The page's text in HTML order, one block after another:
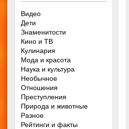
Видео
Дети
Знаменитости
Кино и ТВ
Кулинария
Мода и красота
Наука и культура
Необычное
Отношения
Преступления
Природа и животные
Разное
Рейтинги и факты